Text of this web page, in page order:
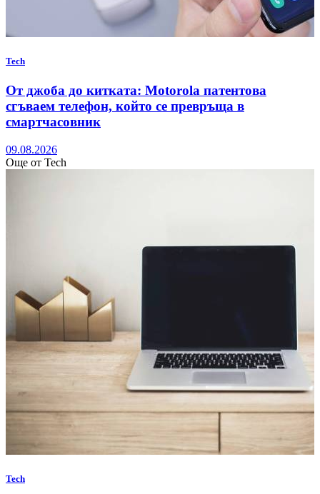
Tech
От джоба до китката: Motorola патентова
сгъваем телефон, който се превръща в
смартчасовник
09.08.2026
Още от Tech
Tech